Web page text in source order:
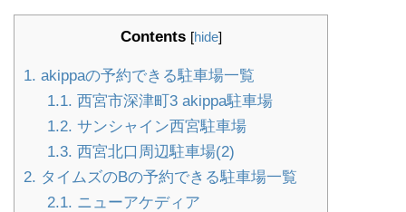
Contents [hide]
1. akippaの予約できる駐車場一覧
1.1. 西宮市深津町3 akippa駐車場
1.2. サンシャイン西宮駐車場
1.3. 西宮北口周辺駐車場(2)
2. タイムズのBの予約できる駐車場一覧
2.1. ニューアケディア